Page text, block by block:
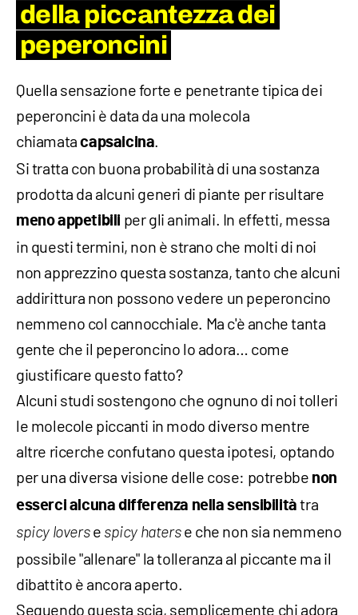
della piccantezza dei
peperoncini
Quella sensazione forte e penetrante tipica dei
peperoncini è data da una molecola
chiamatacapsaicina.
Si tratta con buona probabilità di una sostanza
prodotta da alcuni generi di piante per risultare
meno appetibili per gli animali. In effetti, messa
in questi termini, non è strano che molti di noi
non apprezzino questa sostanza, tanto che alcuni
addirittura non possono vedere un peperoncino
nemmeno col cannocchiale. Ma c'è anche tanta
gente che il peperoncino lo adora… come
giustificare questo fatto?
Alcuni studi sostengono che ognuno di noi tolleri
le molecole piccanti in modo diverso mentre
altre ricerche confutano questa ipotesi, optando
per una diversa visione delle cose: potrebbe non
esserci alcuna differenza nella sensibilità tra
spicy loverse spicy haterse che non sia nemmeno
possibile "allenare" la tolleranza al piccante ma il
dibattito è ancora aperto.
Seguendo questa scia, semplicemente chi adora